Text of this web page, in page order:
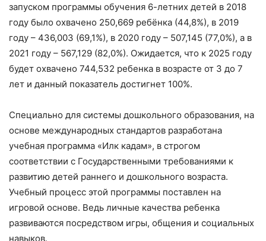
запуском программы обучения 6-летних детей в 2018
году было охвачено 250,669 ребёнка (44,8%), в 2019
году – 436,003 (69,1%), в 2020 году – 507,145 (77,0%), а в
2021 году – 567,129 (82,0%). Ожидается, что к 2025 году
будет охвачено 744,532 ребенка в возрасте от 3 до 7
лет и данный показатель достигнет 100%.
Специально для системы дошкольного образования, на
основе международных стандартов разработана
учебная программа «Илк кадам», в строгом
соответствии с Государственными требованиями к
развитию детей раннего и дошкольного возраста.
Учебный процесс этой программы поставлен на
игровой основе. Ведь личные качества ребенка
развиваются посредством игры, общения и социальных
навыков.